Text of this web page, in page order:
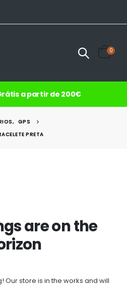
0
a partir de 200€
, GPS
PRETA
are on the
Our store is in the works and will